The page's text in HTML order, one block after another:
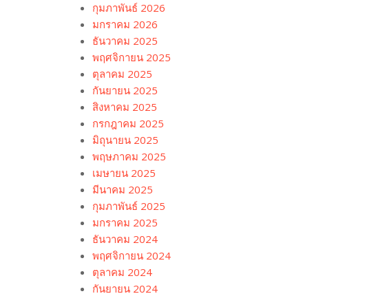
กุมภาพันธ์ 2026
มกราคม 2026
ธันวาคม 2025
พฤศจิกายน 2025
ตุลาคม 2025
กันยายน 2025
สิงหาคม 2025
กรกฎาคม 2025
มิถุนายน 2025
พฤษภาคม 2025
เมษายน 2025
มีนาคม 2025
กุมภาพันธ์ 2025
มกราคม 2025
ธันวาคม 2024
พฤศจิกายน 2024
ตุลาคม 2024
กันยายน 2024